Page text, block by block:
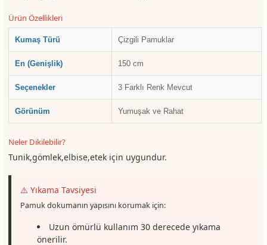
Ürün Özellikleri
Kumaş Türü Çizgili Pamuklar
En (Genişlik) 150 cm
Seçenekler 3 Farklı Renk Mevcut
Görünüm Yumuşak ve Rahat
Neler Dikilebilir?
Tunik,gömlek,elbise,etek için uygundur.
⚠️ Yıkama Tavsiyesi
Pamuk dokumanın yapısını korumak için:
Uzun ömürlü kullanım 30 derecede yıkama
önerilir.